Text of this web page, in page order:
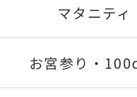
マタニティ
お宮参り・